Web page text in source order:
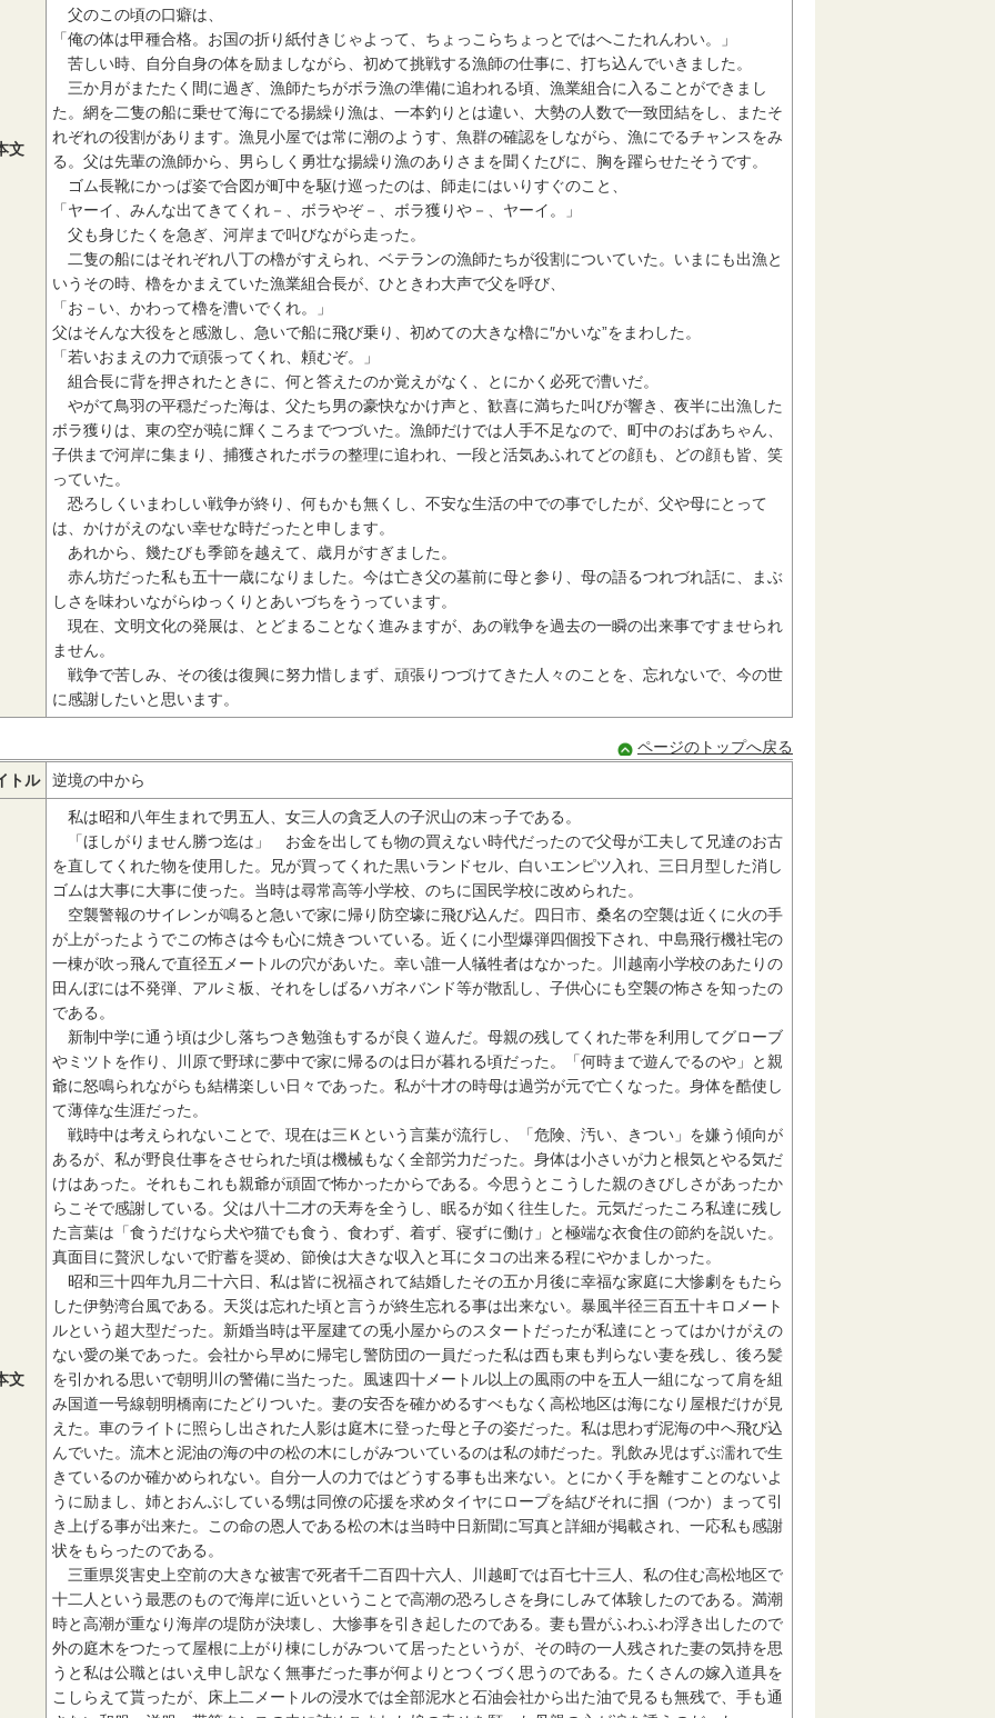
文
父のこの頃の口癖は、
「俺の体は甲種合格。お国の折り紙付きじゃよって、ちょっこらちょっとではへこたれんわい。」
苦しい時、自分自身の体を励ましながら、初めて挑戦する漁師の仕事に、打ち込んでいきました。
三か月がまたたく間に過ぎ、漁師たちがボラ漁の準備に追われる頃、漁業組合に入ることができまし
た。網を二隻の船に乗せて海にでる揚繰り漁は、一本釣りとは違い、大勢の人数で一致団結をし、またそ
れぞれの役割があります。漁見小屋では常に潮のようす、魚群の確認をしながら、漁にでるチャンスをみ
る。父は先輩の漁師から、男らしく勇壮な揚繰り漁のありさまを聞くたびに、胸を躍らせたそうです。
ゴム長靴にかっぱ姿で合図が町中を駆け巡ったのは、師走にはいりすぐのこと、
「ヤーイ、みんな出てきてくれ－、ボラやぞ－、ボラ獲りや－、ヤーイ。」
父も身じたくを急ぎ、河岸まで叫びながら走った。
二隻の船にはそれぞれ八丁の櫓がすえられ、ベテランの漁師たちが役割についていた。いまにも出漁と
いうその時、櫓をかまえていた漁業組合長が、ひときわ大声で父を呼び、
「お－い、かわって櫓を漕いでくれ。」
父はそんな大役をと感激し、急いで船に飛び乗り、初めての大きな櫓に″かいな”をまわした。
「若いおまえの力で頑張ってくれ、頼むぞ。」
組合長に背を押されたときに、何と答えたのか覚えがなく、とにかく必死で漕いだ。
やがて鳥羽の平穏だった海は、父たち男の豪快なかけ声と、歓喜に満ちた叫びが響き、夜半に出漁した
ボラ獲りは、東の空が暁に輝くころまでつづいた。漁師だけでは人手不足なので、町中のおばあちゃん、
子供まで河岸に集まり、捕獲されたボラの整理に追われ、一段と活気あふれてどの顔も、どの顔も皆、笑
っていた。
恐ろしくいまわしい戦争が終り、何もかも無くし、不安な生活の中での事でしたが、父や母にとって
は、かけがえのない幸せな時だったと申します。
あれから、幾たびも季節を越えて、歳月がすぎました。
赤ん坊だった私も五十一歳になりました。今は亡き父の墓前に母と参り、母の語るつれづれ話に、まぶ
しさを味わいながらゆっくりとあいづちをうっています。
現在、文明文化の発展は、とどまることなく進みますが、あの戦争を過去の一瞬の出来事ですませられ
ません。
戦争で苦しみ、その後は復興に努力惜しまず、頑張りつづけてきた人々のことを、忘れないで、今の世
に感謝したいと思います。
ページのトップへ戻る
トル
逆境の中から
文
私は昭和八年生まれで男五人、女三人の貪乏人の子沢山の末っ子である。
「ほしがりません勝つ迄は」 お金を出しても物の買えない時代だったので父母が工夫して兄達のお古
を直してくれた物を使用した。兄が買ってくれた黒いランドセル、白いエンピツ入れ、三日月型した消し
ゴムは大事に大事に使った。当時は尋常高等小学校、のちに国民学校に改められた。
空襲警報のサイレンが鳴ると急いで家に帰り防空壕に飛び込んだ。四日市、桑名の空襲は近くに火の手
が上がったようでこの怖さは今も心に焼きついている。近くに小型爆弾四個投下され、中島飛行機社宅の
一棟が吹っ飛んで直径五メートルの穴があいた。幸い誰一人犠牲者はなかった。川越南小学校のあたりの
田んぼには不発弾、アルミ板、それをしばるハガネバンド等が散乱し、子供心にも空襲の怖さを知ったの
である。
新制中学に通う頃は少し落ちつき勉強もするが良く遊んだ。母親の残してくれた帯を利用してグローブ
やミツトを作り、川原で野球に夢中で家に帰るのは日が暮れる頃だった。「何時まで遊んでるのや」と親
爺に怒鳴られながらも結構楽しい日々であった。私が十才の時母は過労が元で亡くなった。身体を酷使し
て薄倖な生涯だった。
戦時中は考えられないことで、現在は三Ｋという言葉が流行し、「危険、汚い、きつい」を嫌う傾向が
あるが、私が野良仕事をさせられた頃は機械もなく全部労力だった。身体は小さいが力と根気とやる気だ
けはあった。それもこれも親爺が頑固で怖かったからである。今思うとこうした親のきびしさがあったか
らこそで感謝している。父は八十二才の天寿を全うし、眠るが如く往生した。元気だったころ私達に残し
た言葉は「食うだけなら犬や猫でも食う、食わず、着ず、寝ずに働け」と極端な衣食住の節約を説いた。
真面目に贅沢しないで貯蓄を奨め、節倹は大きな収入と耳にタコの出来る程にやかましかった。
昭和三十四年九月二十六日、私は皆に祝福されて結婚したその五か月後に幸福な家庭に大惨劇をもたら
した伊勢湾台風である。天災は忘れた頃と言うが終生忘れる事は出来ない。暴風半径三百五十キロメート
ルという超大型だった。新婚当時は平屋建ての兎小屋からのスタートだったが私達にとってはかけがえの
ない愛の巣であった。会社から早めに帰宅し警防団の一員だった私は西も東も判らない妻を残し、後ろ髪
を引かれる思いで朝明川の警備に当たった。風速四十メートル以上の風雨の中を五人一組になって肩を組
み国道一号線朝明橋南にたどりついた。妻の安否を確かめるすべもなく高松地区は海になり屋根だけが見
えた。車のライトに照らし出された人影は庭木に登った母と子の姿だった。私は思わず泥海の中へ飛び込
んでいた。流木と泥油の海の中の松の木にしがみついているのは私の姉だった。乳飲み児はずぶ濡れで生
きているのか確かめられない。自分一人の力ではどうする事も出来ない。とにかく手を離すことのないよ
うに励まし、姉とおんぶしている甥は同僚の応援を求めタイヤにロープを結びそれに掴（つか）まって引
き上げる事が出来た。この命の恩人である松の木は当時中日新聞に写真と詳細が掲載され、一応私も感謝
状をもらったのである。
三重県災害史上空前の大きな被害で死者千二百四十六人、川越町では百七十三人、私の住む高松地区で
十二人という最悪のもので海岸に近いということで高潮の恐ろしさを身にしみて体験したのである。満潮
時と高潮が重なり海岸の堤防が決壊し、大惨事を引き起したのである。妻も畳がふわふわ浮き出したので
外の庭木をつたって屋根に上がり棟にしがみついて居ったというが、その時の一人残された妻の気持を思
うと私は公職とはいえ申し訳なく無事だった事が何よりとつくづく思うのである。たくさんの嫁入道具を
こしらえて貰ったが、床上二メートルの浸水では全部泥水と石油会社から出た油で見るも無残で、手も通